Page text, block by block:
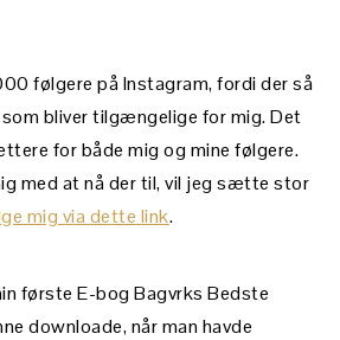
følgere på Instagram, fordi der så
bliver tilgængelige for mig. Det
for både mig og mine følgere.
med at nå der til, vil jeg sætte stor
mig via dette link.
første E-bog Bagvrks Bedste
downloade, når man havde